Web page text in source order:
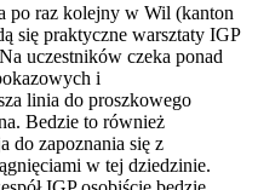
po raz kolejny w Wil (kanton
się praktyczne warsztaty IGP
uczestników czeka ponad
i
linia do proszkowego
Bedzie to również
do zapoznania się z
w tej dziedzinie.